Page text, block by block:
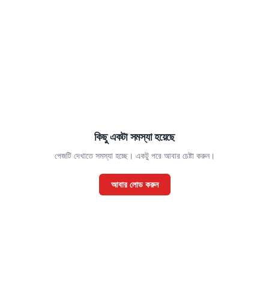
কিছু একটা সমস্যা হয়েছে
পেজটি দেখাতে সমস্যা হচ্ছে। একটু পরে আবার চেষ্টা করুন।
আবার লোড করুন